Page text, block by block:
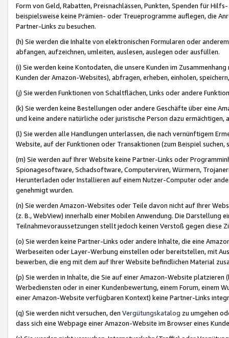
Form von Geld, Rabatten, Preisnachlässen, Punkten, Spenden für
beispielsweise keine Prämien- oder Treueprogramme auflegen, die
Partner-Links zu besuchen.
(h) Sie werden die Inhalte von elektronischen Formularen oder
abfangen, aufzeichnen, umleiten, auslesen, auslegen oder ausfüllen.
(i) Sie werden keine Kontodaten, die unsere Kunden im
Kunden der Amazon-Websites), abfragen, erheben, einholen,
(j) Sie werden Funktionen von Schaltflächen, Links oder andere
(k) Sie werden keine Bestellungen oder andere Geschäfte über eine
und keine andere natürliche oder juristische Person dazu
(l) Sie werden alle Handlungen unterlassen, die nach vernünftigem
Website, auf der Funktionen oder Transaktionen (zum Beispiel
(m) Sie werden auf Ihrer Website keine Partner-Links oder
Spionagesoftware, Schadsoftware, Computerviren, Würmern,
Herunterladen oder Installieren auf einem Nutzer-Computer oder
genehmigt wurden.
(n) Sie werden Amazon-Websites oder Teile davon nicht auf Ihrer
(z. B., WebView) innerhalb einer Mobilen Anwendung. Die Darstellung
Teilnahmevoraussetzungen stellt jedoch keinen Verstoß gegen diese
(o) Sie werden keine Partner-Links oder andere Inhalte, die eine
Werbeseiten oder Layer-Werbung einstellen oder bereitstellen, mit
bewerben, die eng mit dem auf Ihrer Website befindlichen Material
(p) Sie werden in Inhalte, die Sie auf einer Amazon-Website
Werbediensten oder in einer Kundenbewertung, einem Forum, einem
einer Amazon-Website verfügbaren Kontext) keine Partner-Links
(q) Sie werden nicht versuchen, den Vergütungskatalog zu umgehen
dass sich eine Webpage einer Amazon-Website im Browser eines